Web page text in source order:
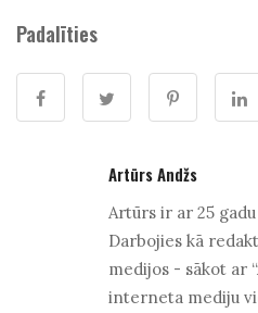
Padalīties
Artūrs Andžs
Artūrs ir ar 25
Darbojies kā
medijos - sākot ar
interneta mediju